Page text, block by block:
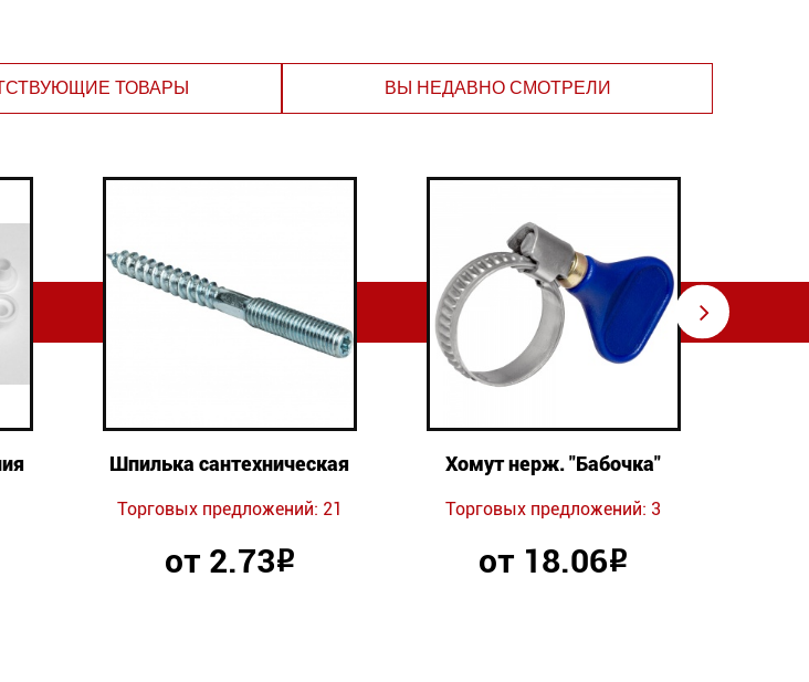
Шпилька сантехническая
Торговых предложений: 21
от 2.73Р
Хомут нерж. "Бабочка"
Торговых предложений: 3
от 18.06Р
⇨
ТОВАРЫ ВЫ НЕДАВНО СМОТРЕЛИ